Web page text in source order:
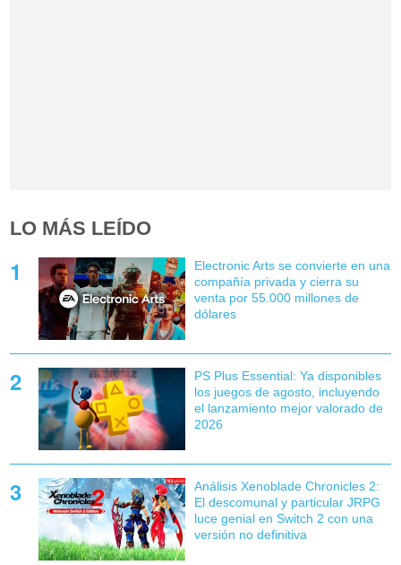
LO MÁS LEÍDO
Electronic Arts se convierte en una
compañía privada y cierra su
venta por 55.000 millones de
dólares
PS Plus Essential: Ya disponibles
los juegos de agosto, incluyendo
el lanzamiento mejor valorado de
2026
Análisis Xenoblade Chronicles 2:
El descomunal y particular JRPG
luce genial en Switch 2 con una
versión no definitiva